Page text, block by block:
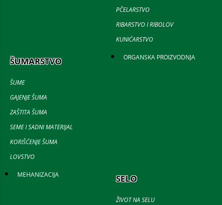
PČELARSTVO
RIBARSTVO I RIBOLOV
KUNIĆARSTVO
ŠUMARSTVO
ŠUME
GAJENJE ŠUMA
ZAŠTITA ŠUMA
SEME I SADNI MATERIJAL
KORIŠĆENJE ŠUMA
LOVSTVO
ORGANSKA PROIZVODNJA
MEHANIZACIJA SELO
ŽIVOT NA SELU